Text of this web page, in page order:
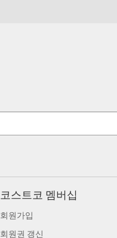
코스트코 멤버십
회원가입
회원권 갱신